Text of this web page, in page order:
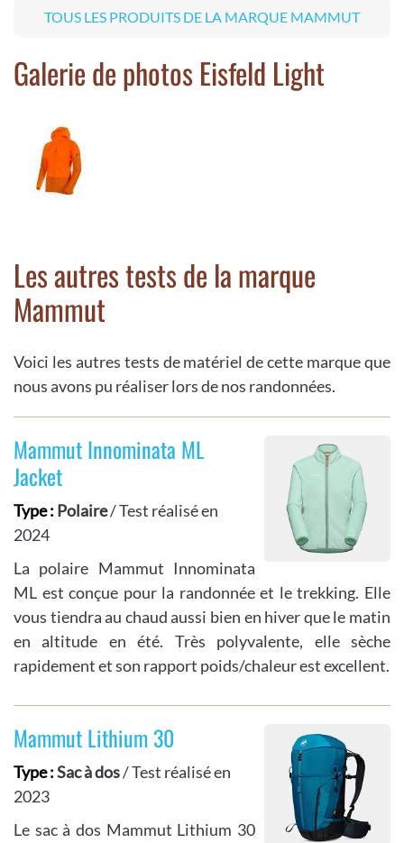
TOUS LES PRODUITS DE LA MARQUE MAMMUT
Galerie de photos Eisfeld Light
Les autres tests de la marque
Mammut
Voici les autres tests de matériel de cette marque que
nous avons pu réaliser lors de nos randonnées.
Mammut Innominata ML
Jacket
Type : Polaire/ Test réalisé en
2024
La polaire Mammut Innominata
ML est conçue pour la randonnée et le trekking. Elle
vous tiendra au chaud aussi bien en hiver que le matin
en altitude en été. Très polyvalente, elle sèche
rapidement et son rapport poids/chaleur est excellent.
Mammut Lithium 30
Type :Sac à dos/ Test réalisé en
2023
Le sac à dos Mammut Lithium 30